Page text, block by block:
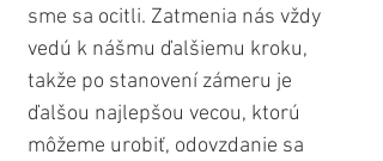
sme sa ocitli. Zatmenia nás vždy
vedú k nášmu ďalšiemu kroku,
takže po stanovení zámeru je
ďalšou najlepšou vecou, ​​ktorú
môžeme urobiť, odovzdanie sa